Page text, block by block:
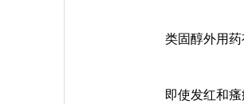
类固醇外用
即使发红和